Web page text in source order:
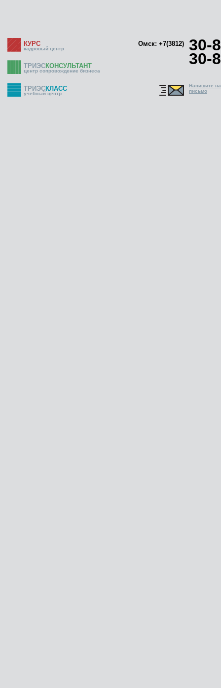
КУРС
кадровый центр
Омск: +7(3812) 30-
30-
ТРИЭСКОНСУЛЬТАНТ
центр сопровождение бизнеса
ТРИЭСКЛАСС
учебный центр
Напишите
письмо